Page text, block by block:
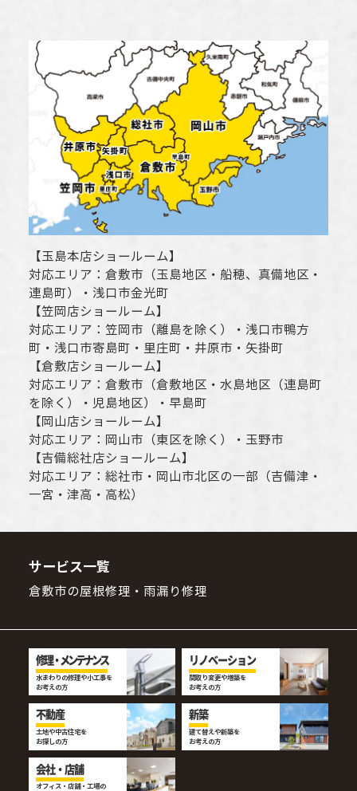
【玉島本店ショールーム】
対応エリア： 倉敷市 （玉島地区・船穂、真備地区・
連島町）・ 浅口市金光町
【笠岡店ショールーム】
対応エリア： 笠岡市（離島を除く） ・ 浅口市鴨方
町・ 浅口市寄島町・里庄町・ 井原市 ・矢掛町
【倉敷店ショールーム】
対応エリア： 倉敷市 （倉敷地区・水島地区（連島町
を除く）・児島地区）・早島町
【岡山店ショールーム】
対応エリア： 岡山市 （東区を除く）・玉野市
【吉備総社店ショールーム】
対応エリア： 総社市 ・ 岡山市北区の一部（吉備津・
一宮・津高・高松）
サービス一覧
倉敷市の屋根修理・雨漏り修理
修理・メンテナンス
水まわりの修理や小工事を
お考えの方
リノベーション
間取り変更や増築を
お考えの方
不動産
土地や中古住宅を
お探しの方
新築
建て替えや新築を
お考えの方
会社・店舗
オフィス・店舗・工場の